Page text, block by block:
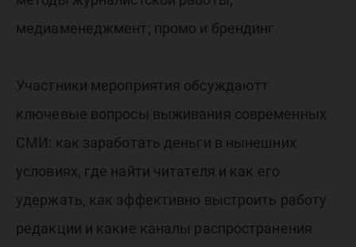
медиаменеджмент; промо и брендинг.
Участники мероприятия обсуждаютт
ключевые вопросы выживания современных
СМИ: как заработать деньги в нынешних
условиях, где найти читателя и как его
удержать, как эффективно выстроить работу
редакции и какие каналы распространения